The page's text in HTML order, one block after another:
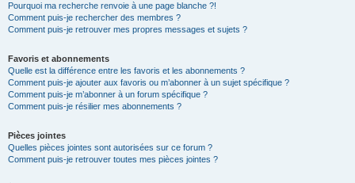
Pourquoi ma recherche renvoie à une page blanche ?!
Comment puis-je rechercher des membres ?
Comment puis-je retrouver mes propres messages et sujets ?
Favoris et abonnements
Quelle est la différence entre les favoris et les abonnements ?
Comment puis-je ajouter aux favoris ou m’abonner à un sujet spécifique ?
Comment puis-je m’abonner à un forum spécifique ?
Comment puis-je résilier mes abonnements ?
Pièces jointes
Quelles pièces jointes sont autorisées sur ce forum ?
Comment puis-je retrouver toutes mes pièces jointes ?